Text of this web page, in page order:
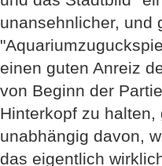
unansehnlicher, und
einen guten Anreiz
von Beginn der
Hinterkopf zu halten,
unabhängig davon,
das eigentlich